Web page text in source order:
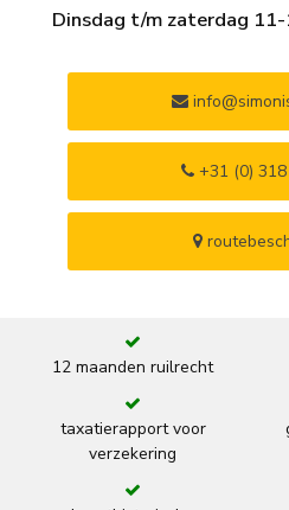
Dinsdag t/m zaterdag
+31 (0)
12 maanden ruilrecht
taxatierapport voor
verzekering